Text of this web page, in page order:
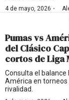
4 de mayo, 2026 ·
Pumas vs
del Clásico
cortos de Liga
Consulta el
América en torneos
rivalidad.